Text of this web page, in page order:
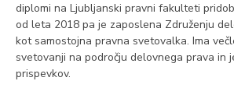
diplomi na Ljubljanski pravni fakulteti
od leta 2018 pa je zaposlena Združenju
kot samostojna pravna svetovalka. Ima
svetovanji na področju delovnega prava in
prispevkov.